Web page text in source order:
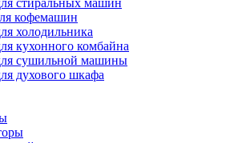
стиральных машин
кофемашин
холодильника
кухонного комбайна
сушильной машины
духового шкафа